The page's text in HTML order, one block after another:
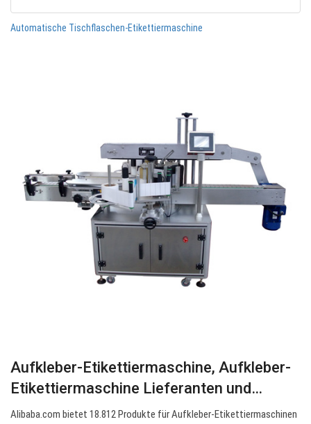
Automatische Tischflaschen-Etikettiermaschine
Aufkleber-Etikettiermaschine, Aufkleber-
Etikettiermaschine Lieferanten und…
Alibaba.com bietet 18.812 Produkte für Aufkleber-Etikettiermaschinen